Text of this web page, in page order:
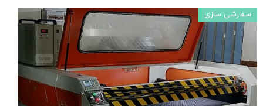
سفارشی سازی